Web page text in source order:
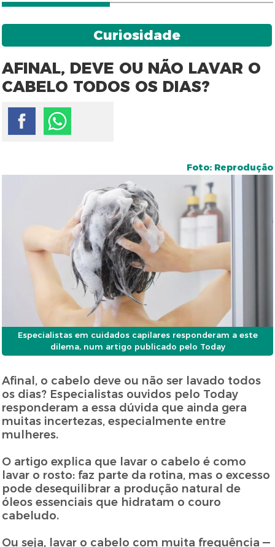
Curiosidade
AFINAL, DEVE OU NÃO LAVAR O
CABELO TODOS OS DIAS?
Foto: Reprodução
Especialistas em cuidados capilares responderam a este
dilema, num artigo publicado pelo Today
Afinal, o cabelo deve ou não ser lavado todos
os dias? Especialistas ouvidos pelo Today
responderam a essa dúvida que ainda gera
muitas incertezas, especialmente entre
mulheres.
O artigo explica que lavar o cabelo é como
lavar o rosto: faz parte da rotina, mas o excesso
pode desequilibrar a produção natural de
óleos essenciais que hidratam o couro
cabeludo.
Ou seja, lavar o cabelo com muita frequência —